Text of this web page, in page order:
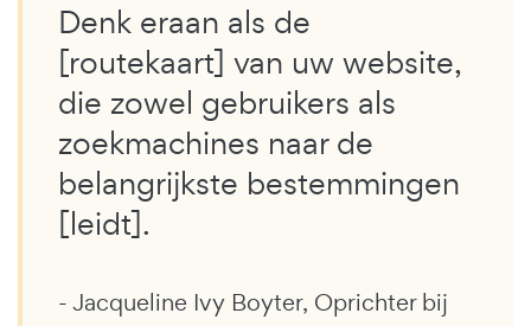
Denk eraan als de
[routekaart] van uw website,
die zowel gebruikers als
zoekmachines naar de
belangrijkste bestemmingen
[leidt].
- Jacqueline Ivy Boyter, Oprichter bij